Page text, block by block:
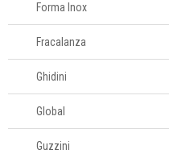
condimentos
Protetor para air
fryer
Quebra-nozes
Raladores
Saleiros
Tábuas para corte
Forma Inox
Fracalanza
Ghidini
Global
Guzzini